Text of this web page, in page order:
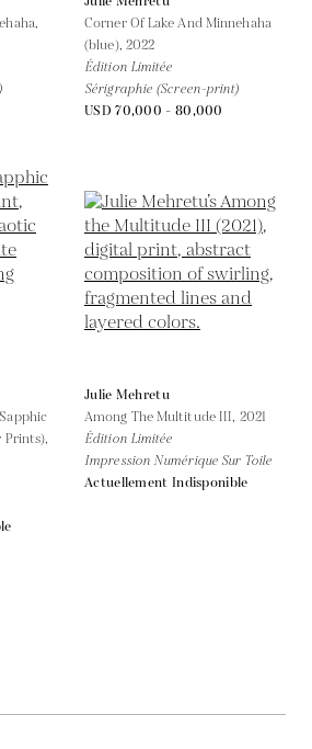
Corner Of Lake And Minnehaha
(blue), 2022
Édition Limitée
Sérigraphie (Screen-print)
USD 70,000 - 80,000
Prints),
Julie Mehretu
Among The Multitude III, 2021
Édition Limitée
Impression Numérique Sur Toile
Actuellement Indisponible